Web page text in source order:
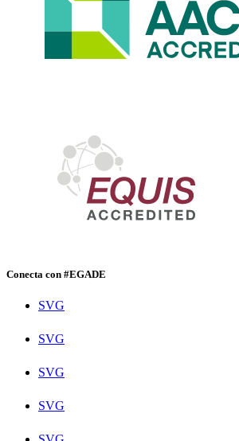
Conecta con #EGADE
SVG
SVG
SVG
SVG